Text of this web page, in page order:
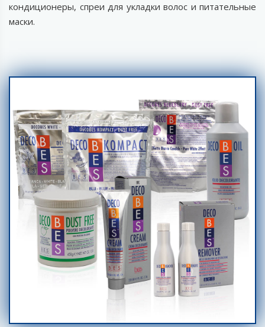
кондиционеры, спреи для укладки волос и питательные
маски.